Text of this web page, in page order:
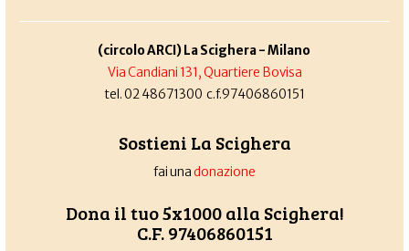
(circolo ARCI) La Scighera - Milano
Via Candiani 131, Quartiere Bovisa
tel. 02 48671300 c.f.97406860151
Sostieni La Scighera
fai unadonazione
Dona il tuo 5x1000 alla Scighera!
C.F. 97406860151